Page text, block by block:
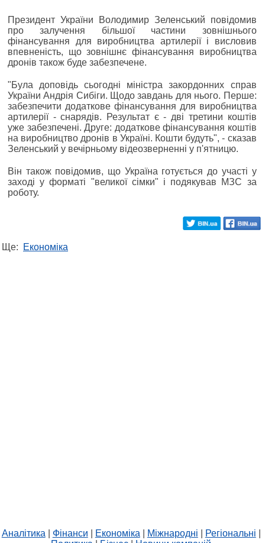
Президент України Володимир Зеленський повідомив
про залучення більшої частини зовнішнього
фінансування для виробництва артилерії і висловив
впевненість, що зовнішнє фінансування виробництва
дронів також буде забезпечене.
"Була доповідь сьогодні міністра закордонних справ
України Андрія Сибіги. Щодо завдань для нього. Перше:
забезпечити додаткове фінансування для виробництва
артилерії - снарядів. Результат є - дві третини коштів
уже забезпечені. Друге: додаткове фінансування коштів
на виробництво дронів в Україні. Кошти будуть", - сказав
Зеленський у вечірньому відеозверненні у п'ятницю.
Він також повідомив, що Україна готується до участі у
заході у форматі "великої сімки" і подякував МЗС за
роботу.
Ще: Економіка
Аналітика Фінанси Економіка Міжнародні Регіональні